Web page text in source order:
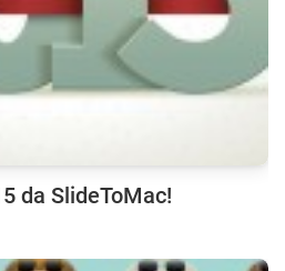
da SlideToMac!